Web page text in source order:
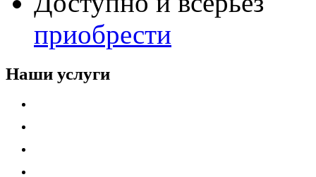
приобрести
Наши услуги